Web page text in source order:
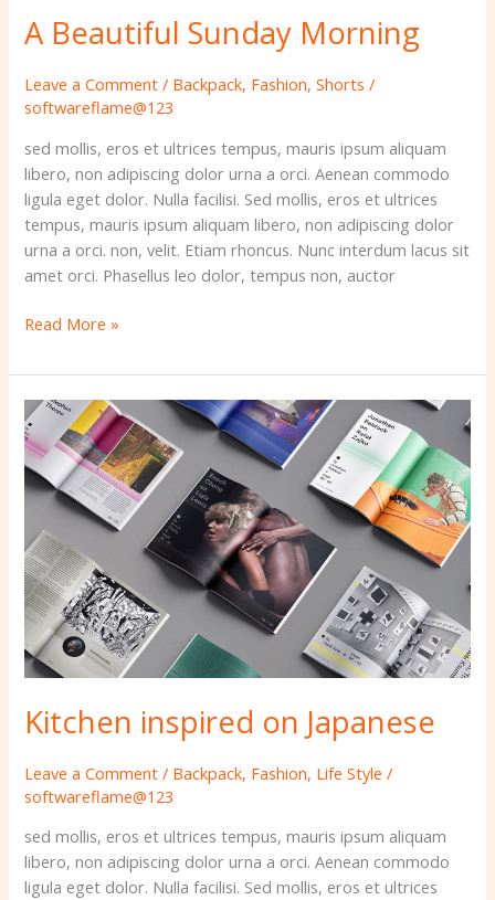
A Beautiful Sunday Morning
Leave a Comment / Backpack, Fashion,Shorts /
softwareflame@123
sed mollis, eros et ultrices tempus, mauris ipsum aliquam
libero, non adipiscing dolor urna a orci. Aenean commodo
ligula eget dolor. Nulla facilisi. Sed mollis, eros et ultrices
tempus, mauris ipsum aliquam libero, non adipiscing dolor
urna a orci. non, velit. Etiam rhoncus. Nunc interdum lacus sit
amet orci. Phasellus leo dolor, tempus non, auctor
Read More »
Kitchen inspired on Japanese
Leave a Comment / Backpack, Fashion, Life Style /
softwareflame@123
sed mollis, eros et ultrices tempus, mauris ipsum aliquam
libero, non adipiscing dolor urna a orci. Aenean commodo
ligula eget dolor. Nulla facilisi. Sed mollis, eros et ultrices
Kitchen
inspired
on
Japanese